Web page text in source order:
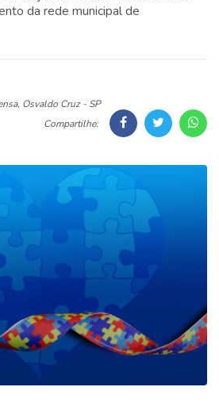
da rede municipal de
Osvaldo Cruz - SP
Compartilhe: